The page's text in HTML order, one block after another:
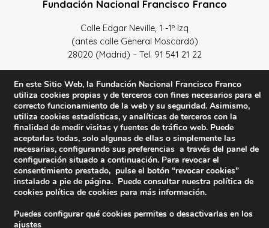
Fundación Nacional Francisco Franco
Calle Edgar Neville, 1 -1º Izq
(antes calle General Moscardó)
28020 (Madrid) – Tel. 91 541 21 22
Política de Privacidad y protección de datos–Sus datos
son seguros–Política de Cookies–Condiciones Generales
de uso
Facebook
Twitter
YouTube
© 2023 FNFF | Todos los derechos reservados.
En este Sitio Web, la Fundación Nacional Francisco Franco
utiliza cookies propias y de terceros con fines necesarios para el
correcto funcionamiento de la web y su seguridad. Asimismo,
utiliza cookies estadísticas, y analíticas de terceros con la
finalidad de medir visitas y fuentes de tráfico web. Puede
aceptarlas todas, solo algunas de ellas o simplemente las
necesarias, configurando sus preferencias a través del panel de
configuración situado a continuación. Para revocar el
consentimiento prestado, pulse el botón “revocar cookies”
instalado a pie de página. Puede consultar nuestra política de
cookies política de cookies para más información.
Puedes configurar qué cookies permites o desactivarlas en los
ajustes